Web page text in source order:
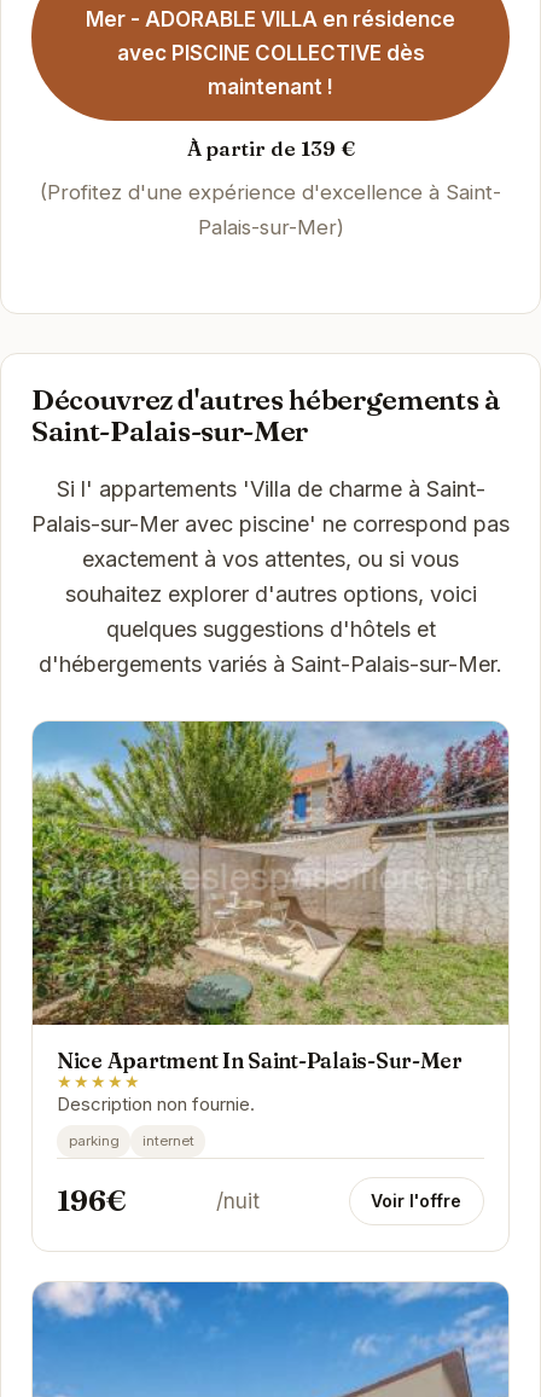
Mer - ADORABLE VILLA en résidence
avec PISCINE COLLECTIVE dès
maintenant !
À partir de 139 €
(Profitez d'une expérience d'excellence à Saint-
Palais-sur-Mer)
Découvrez d'autres hébergements à
Saint-Palais-sur-Mer
Si l' appartements 'Villa de charme à Saint-
Palais-sur-Mer avec piscine' ne correspond pas
exactement à vos attentes, ou si vous
souhaitez explorer d'autres options, voici
quelques suggestions d'hôtels et
d'hébergements variés à Saint-Palais-sur-Mer.
Nice Apartment In Saint-Palais-Sur-Mer
★★★★★
Description non fournie.
parking internet
196€ /nuit Voir l'offre